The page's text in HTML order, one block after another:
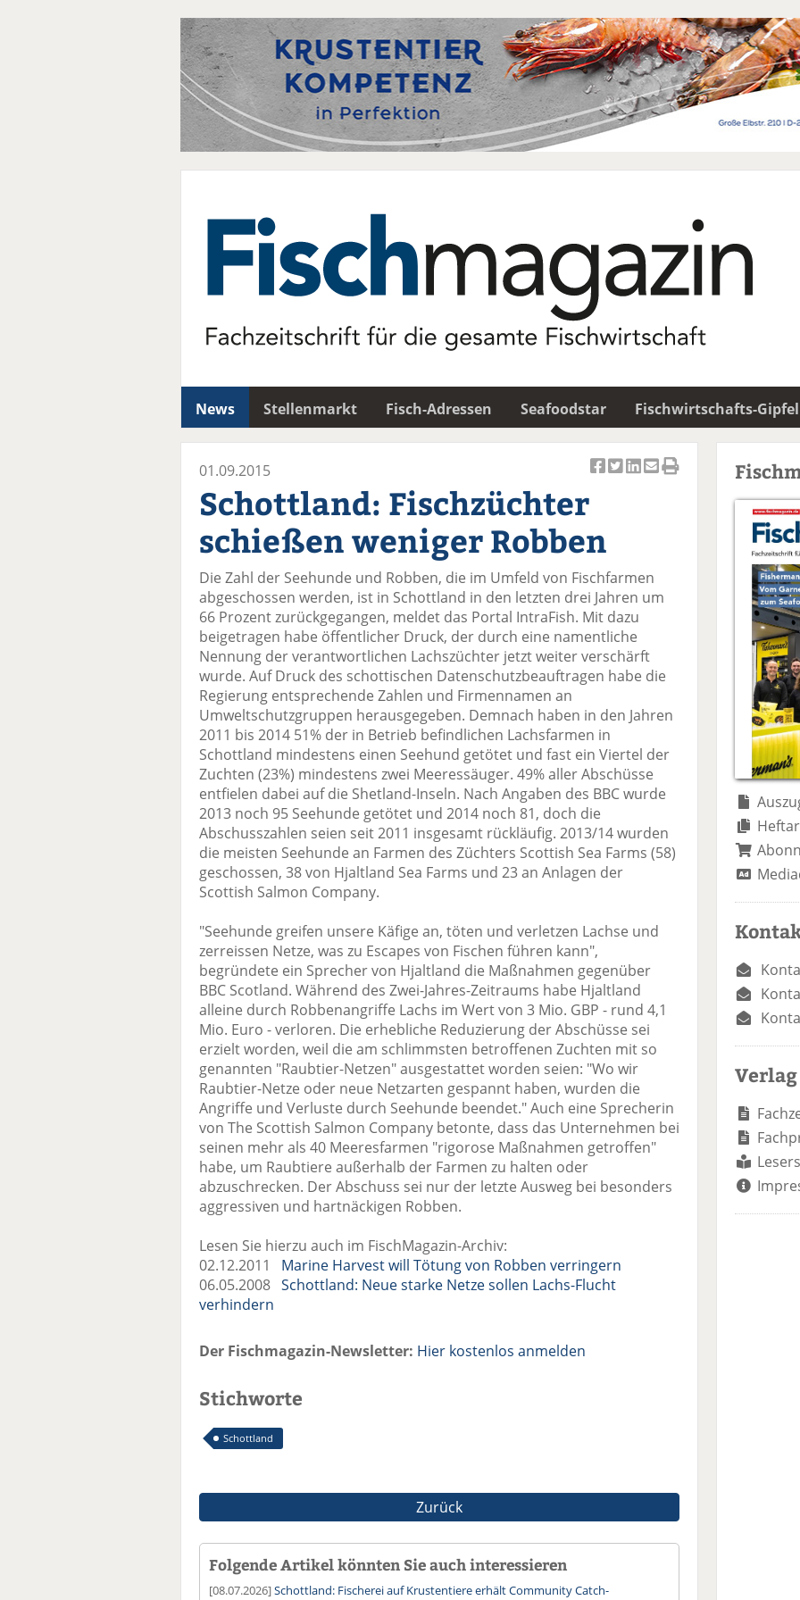
News Stellenmarkt Fisch-Adressen Seafoodstar Fischwirtschafts-Gipfel
el
uf
F
ac
e
b
o
k
te
il
e
n
wi
tt
er
n
uf
Li
n
k
e
di
te
e
n
er
E
l
v
se
d
e
n
ck
01.09.2015
Schottland: Fischzüchter
schießen weniger Robben
Die Zahl der Seehunde und Robben, die im Umfeld von Fischfarmen
abgeschossen werden, ist in Schottland in den letzten drei Jahren um
66 Prozent zurückgegangen, meldet das Portal IntraFish. Mit dazu
beigetragen habe öffentlicher Druck, der durch eine namentliche
Nennung der verantwortlichen Lachszüchter jetzt weiter verschärft
wurde. Auf Druck des schottischen Datenschutzbeauftragen habe die
Regierung entsprechende Zahlen und Firmennamen an
Umweltschutzgruppen herausgegeben. Demnach haben in den Jahren
2011 bis 2014 51% der in Betrieb befindlichen Lachsfarmen in
Schottland mindestens einen Seehund getötet und fast ein Viertel der
Zuchten (23%) mindestens zwei Meeressäuger. 49% aller Abschüsse
entfielen dabei auf die Shetland-Inseln. Nach Angaben des BBC wurde
2013 noch 95 Seehunde getötet und 2014 noch 81, doch die
Abschusszahlen seien seit 2011 insgesamt rückläufig. 2013/14 wurden
die meisten Seehunde an Farmen des Züchters Scottish Sea Farms (58)
geschossen, 38 von Hjaltland Sea Farms und 23 an Anlagen der
Scottish Salmon Company.
"Seehunde greifen unsere Käfige an, töten und verletzen Lachse und
zerreissen Netze, was zu Escapes von Fischen führen kann",
begründete ein Sprecher von Hjaltland die Maßnahmen gegenüber
BBC Scotland. Während des Zwei-Jahres-Zeitraums habe Hjaltland
alleine durch Robbenangriffe Lachs im Wert von 3 Mio. GBP - rund 4,1
Mio. Euro - verloren. Die erhebliche Reduzierung der Abschüsse sei
erzielt worden, weil die am schlimmsten betroffenen Zuchten mit so
genannten "Raubtier-Netzen" ausgestattet worden seien: "Wo wir
Raubtier-Netze oder neue Netzarten gespannt haben, wurden die
Angriffe und Verluste durch Seehunde beendet." Auch eine Sprecherin
von The Scottish Salmon Company betonte, dass das Unternehmen bei
seinen mehr als 40 Meeresfarmen "rigorose Maßnahmen getroffen"
habe, um Raubtiere außerhalb der Farmen zu halten oder
abzuschrecken. Der Abschuss sei nur der letzte Ausweg bei besonders
aggressiven und hartnäckigen Robben.
Lesen Sie hierzu auch im FischMagazin-Archiv:
02.12.2011 Marine Harvest will Tötung von Robben verringern
06.05.2008 Schottland: Neue starke Netze sollen Lachs-Flucht
verhindern
Der Fischmagazin-Newsletter: Hier kostenlos anmelden
Stichworte
Schottland
Zurück
Folgende Artikel könnten Sie auch interessieren
[08.07.2026]Schottland: Fischerei auf Krustentiere erhält Community Catch-
Verlag